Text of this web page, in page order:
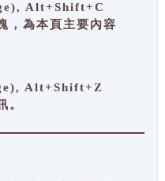
Alt+Shift+C
為本頁主要內容
Alt+Shift+Z
。